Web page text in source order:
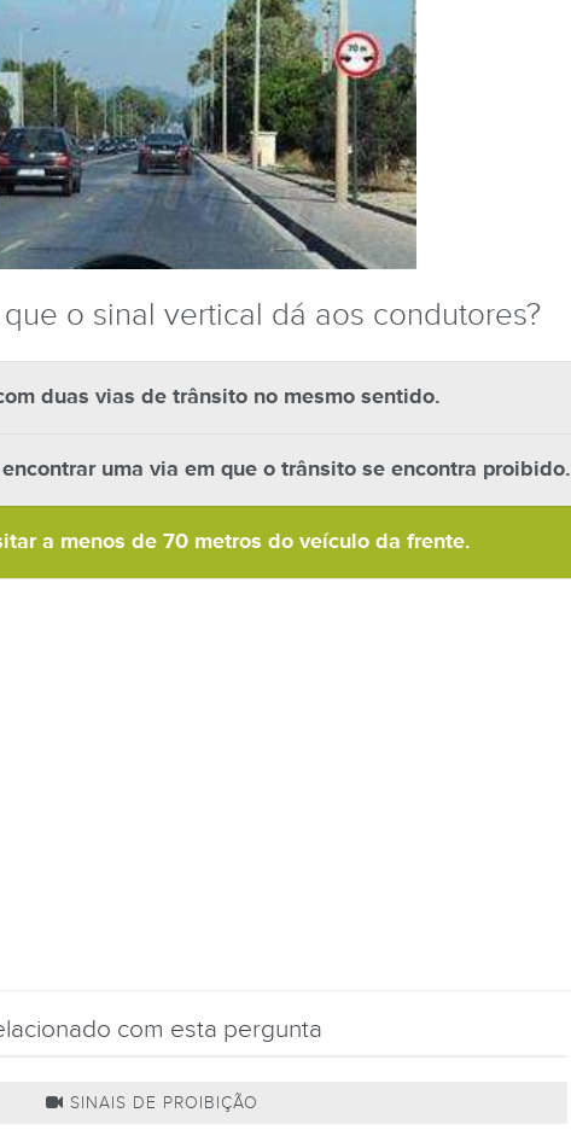
o sinal vertical dá aos condutores?
duas vias de trânsito no mesmo sentido.
uma via em que o trânsito se encontra proibido.
a menos de 70 metros do veículo da frente.
com esta pergunta
SINAIS DE PROIBIÇÃO